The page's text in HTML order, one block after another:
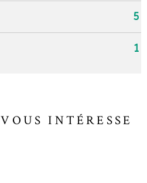
5
1
VOUS INTÉRESSE